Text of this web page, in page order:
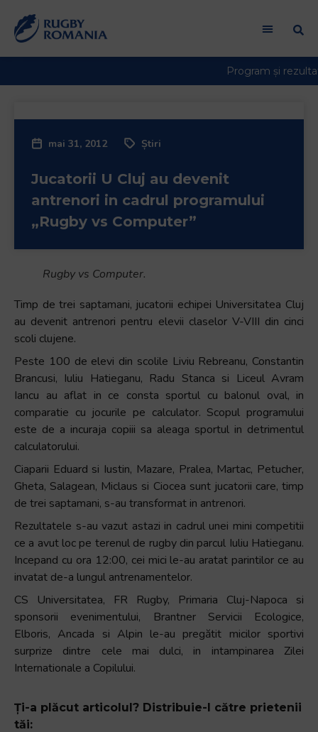
mai 31, 2012 Știri
Jucatorii U Cluj au devenit
antrenori in cadrul programului
„Rugby vs Computer”
Rugby vs Computer.
Timp de trei saptamani, jucatorii echipei Universitatea Cluj
au devenit antrenori pentru elevii claselor V-VIII din cinci
scoli clujene.
Peste 100 de elevi din scolile Liviu Rebreanu, Constantin
Brancusi, Iuliu Hatieganu, Radu Stanca si Liceul Avram
Iancu au aflat in ce consta sportul cu balonul oval, in
comparatie cu jocurile pe calculator. Scopul programului
este de a incuraja copiii sa aleaga sportul in detrimentul
calculatorului.
Ciaparii Eduard si Iustin, Mazare, Pralea, Martac, Petucher,
Gheta, Salagean, Miclaus si Ciocea sunt jucatorii care, timp
de trei saptamani, s-au transformat in antrenori.
Rezultatele s-au vazut astazi in cadrul unei mini competitii
ce a avut loc pe terenul de rugby din parcul Iuliu Hatieganu.
Incepand cu ora 12:00, cei mici le-au aratat parintilor ce au
invatat de-a lungul antrenamentelor.
CS Universitatea, FR Rugby, Primaria Cluj-Napoca si
sponsorii evenimentului, Brantner Servicii Ecologice,
Elboris, Ancada si Alpin le-au pregătit micilor sportivi
surprize dintre cele mai dulci, in intampinarea Zilei
Internationale a Copilului.
Ți-a plăcut articolul? Distribuie-l către prietenii
tăi: